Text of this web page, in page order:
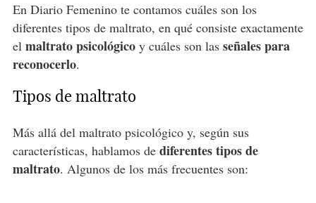
En Diario Femenino te contamos cuáles son los
diferentes tipos de maltrato, en qué consiste exactamente
el maltrato psicológicoy cuáles son las señales para
reconocerlo.
Tipos de maltrato
Más allá del maltrato psicológico y, según sus
características, hablamos de diferentes tipos de
maltrato. Algunos de los más frecuentes son: